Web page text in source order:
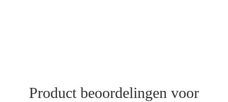
Product beoordelingen voor